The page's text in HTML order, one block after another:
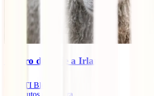
Seguro de viaje a Irlanda
IATI Blog